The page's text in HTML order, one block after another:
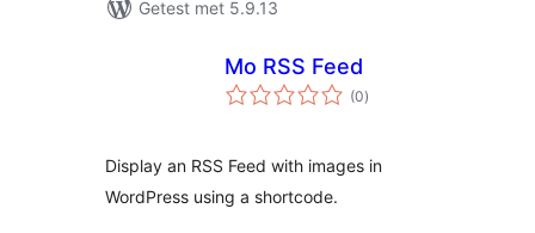
Getest met 5.9.13
Mo RSS Feed
(0totaal
waarderingen
)
Display an RSS Feed with images in
WordPress using a shortcode.